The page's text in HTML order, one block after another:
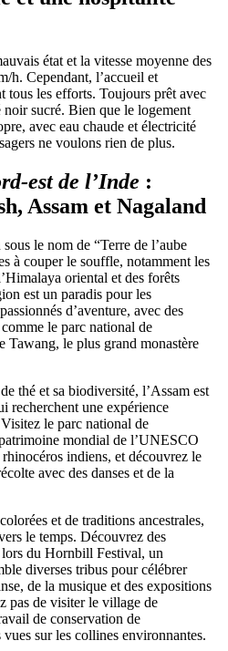
état et la vitesse moyenne des
h. Cependant, l’accueil et
tous les efforts. Toujours prêt avec
noir sucré. Bien que le logement
avec eau chaude et électricité
ne voulons rien de plus.
est de l’Inde :
Assam et Nagaland
le nom de “Terre de l’aube
à couper le souffle, notamment les
oriental et des forêts
est un paradis pour les
d’aventure, avec des
le parc national de
Tawang, le plus grand monastère
thé et sa biodiversité, l’Assam est
recherchent une expérience
le parc national de
mondial de l’UNESCO
indiens, et découvrez le
avec des danses et de la
et de traditions ancestrales,
le temps. Découvrez des
du Hornbill Festival, un
diverses tribus pour célébrer
de la musique et des expositions
pas de visiter le village de
de conservation de
sur les collines environnantes.